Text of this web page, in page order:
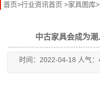
首页>行业资讯首页 >家具图库
中古家具会成为潮
时间：2022-04-18 人气：